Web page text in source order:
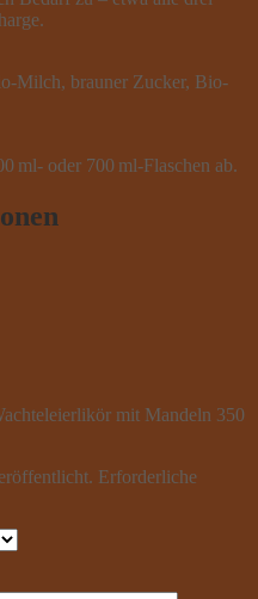
Milch, brauner Zucker, Bio-
ml- oder 700 ml-Flaschen ab.
mit Mandeln 350
Erforderliche